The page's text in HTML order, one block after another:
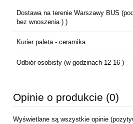
Dostawa na terenie Warszawy BUS
bez wnoszenia ) )
Kurier paleta - ceramika
Odbiór osobisty(w godzinach 12-16 )
Opinie o produkcie (0)
Wyświetlane są wszystkie opinie